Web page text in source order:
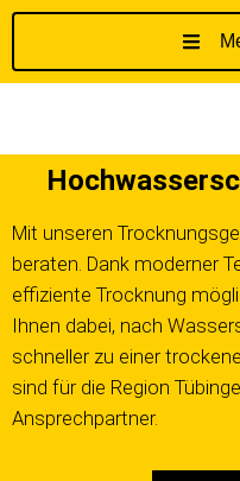
a
l
t
s
p
Mit unseren
beraten. Dank moderner
effiziente Trocknung
Ihnen dabei, nach
schneller zu einer
sind für die Region
Ansprechpartner.